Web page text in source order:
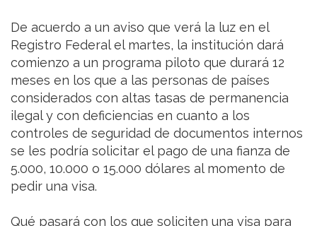
De acuerdo a un aviso que verá la luz en el
Registro Federal el martes, la institución dará
comienzo a un programa piloto que durará 12
meses en los que a las personas de países
considerados con altas tasas de permanencia
ilegal y con deficiencias en cuanto a los
controles de seguridad de documentos internos
se les podría solicitar el pago de una fianza de
5.000, 10.000 o 15.000 dólares al momento de
pedir una visa.
Qué pasará con los que soliciten una visa para